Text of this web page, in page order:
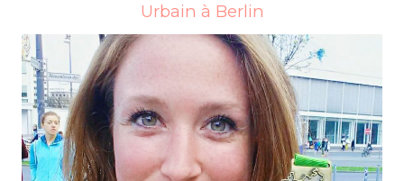
Urbain à Berlin